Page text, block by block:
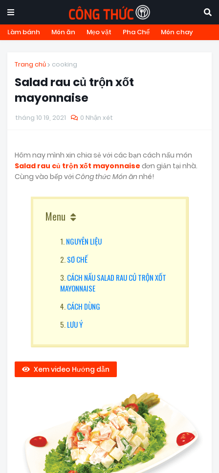
Làm bánh Món ăn Mẹo vặt Pha Chế Món chay
Trang chủ cooking
Salad rau củ trộn xốt
mayonnaise
tháng 10 19, 2021 0 Nhận xét
Hôm nay mình xin chia sẻ với các bạn cách nấu món
Salad rau củ trộn xốt mayonnaise đơn giản tại nhà.
Cùng vào bếp với Công thức Món ănnhé!
Menu
NGUYÊN LIỆU
SƠ CHẾ
CÁCH NẤU SALAD RAU CỦ TRỘN XỐT
MAYONNAISE
CÁCH DÙNG
LƯU Ý
Xem video Hướng dẫn